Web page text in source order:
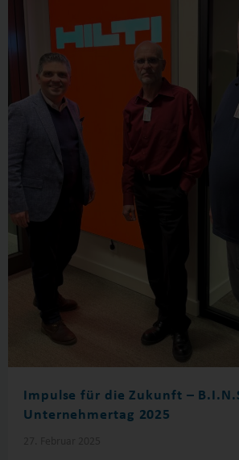
Impulse für die Zukunft –
Unternehmertag 2025